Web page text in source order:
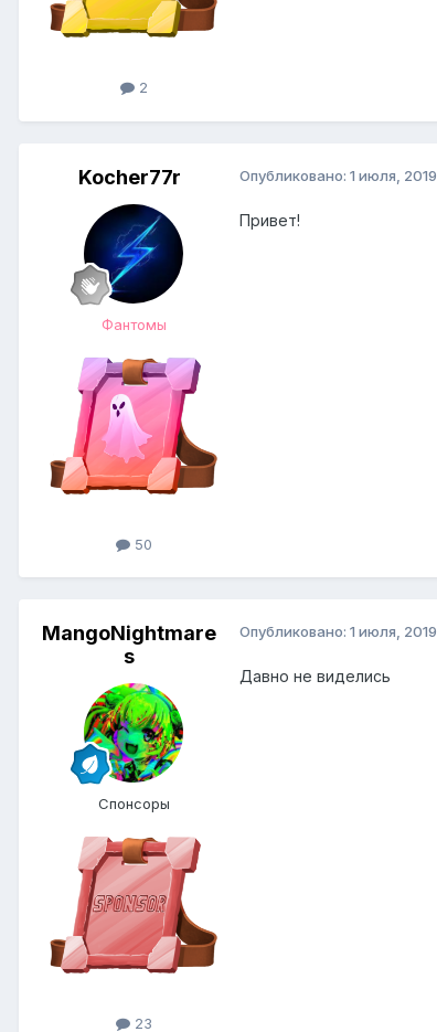
2
Kocher77r
Фантомы
50
Опубликовано: 1 июля, 2019
Привет!
MangoNightmare
s
Спонсоры
23
Опубликовано: 1 июля, 2019
Давно не виделись